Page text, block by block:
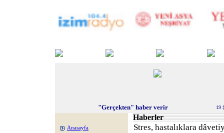
"Gerçekten" haber verir 19
Anasayfa
Haberler
Stres, hastalıklara